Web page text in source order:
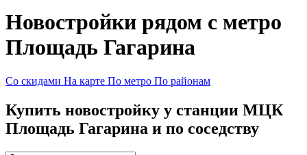
Новостройки рядом с метро
Площадь Гагарина
Со скидами На карте По метро По районам
Купить новостройку у станции МЦК
Площадь Гагарина и по соседству